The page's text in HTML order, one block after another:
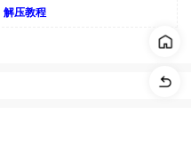
解压教程